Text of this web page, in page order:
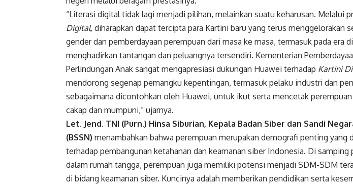
“Literasi digital tidak lagi menjadi pilihan, melainkan suatu keharusan. Melalui
Digital, diharapkan dapat tercipta para Kartini baru yang terus menggelorakan
gender dan pemberdayaan perempuan dari masa ke masa, termasuk pada era
menghadirkan tantangan dan peluangnya tersendiri. Kementerian
Perlindungan Anak sangat mengapresiasi dukungan Huawei terhadap Kartini
mendorong segenap pemangku kepentingan, termasuk pelaku industri dan
sebagaimana dicontohkan oleh Huawei, untuk ikut serta mencetak
cakap dan mumpuni,” ujarnya.
Let. Jend. TNI (Purn.) Hinsa Siburian, Kepala Badan Siber dan Sandi
(BSSN) menambahkan bahwa perempuan merupakan demografi penting yang
terhadap pembangunan ketahanan dan keamanan siber Indonesia. Di samping
dalam rumah tangga, perempuan juga memiliki potensi menjadi SDM-SDM
di bidang keamanan siber. Kuncinya adalah memberikan pendidikan serta